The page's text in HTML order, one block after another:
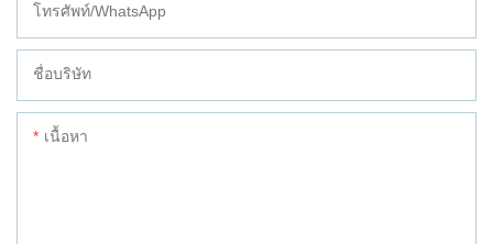
โทรศัพท์/WhatsApp
ชื่อบริษัท
เนื้อหา